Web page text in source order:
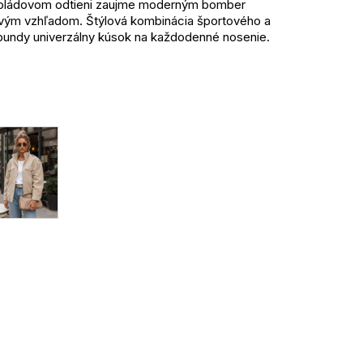
odtieni zaujme moderným bomber
vzhľadom. Štýlová kombinácia športového a
univerzálny kúsok na každodenné nosenie.
zaisťuje pohodlie a skvelé prispôsobenie
pôsobí luxusne a teplý čokoládový odtieň
nosení